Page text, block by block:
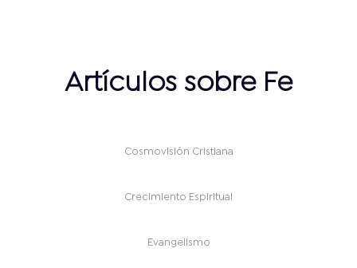
Artículos sobre Fe
Cosmovisión Cristiana
Crecimiento Espiritual
Evangelismo